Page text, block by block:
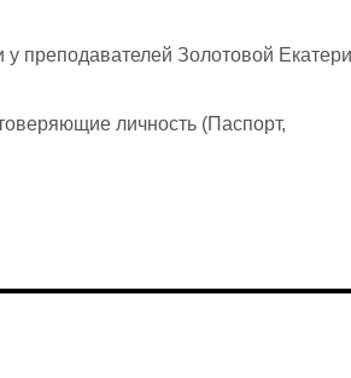
у преподавателей Золотовой
личность (Паспорт,